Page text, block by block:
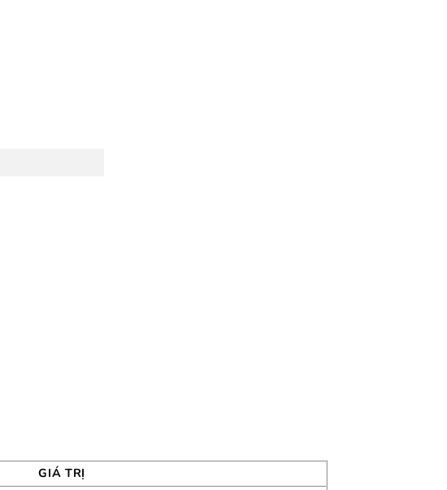
GIÁ TRỊ